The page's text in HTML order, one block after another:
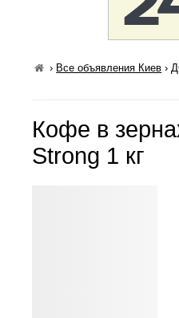
› Все объявления Киев ›
Кофе в
Strong 1 кг